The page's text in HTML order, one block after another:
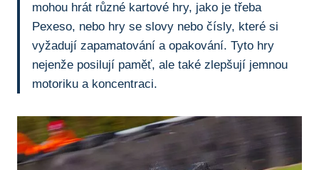
mohou hrát různé kartové hry, jako je třeba
Pexeso, nebo hry se slovy nebo čísly, které si
vyžadují zapamatování a opakování. Tyto hry
nejenže posilují paměť, ale také zlepšují jemnou
motoriku a koncentraci.